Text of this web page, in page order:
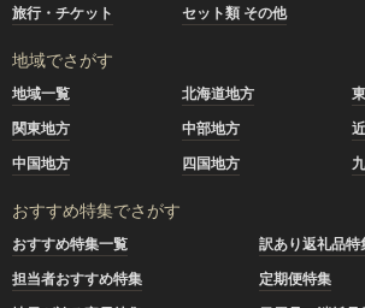
旅行・チケット
セット類 その他
地域でさがす
地域一覧 北海道地方
関東地方
中部地方
中国地方
四国地方
おすすめ特集でさがす
おすすめ特集一覧
訳あり返礼品特
担当者おすすめ特集
定期便特集